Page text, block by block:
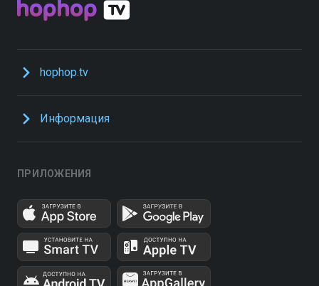
hophop.tv
Информация
ПРИЛОЖЕНИЯ